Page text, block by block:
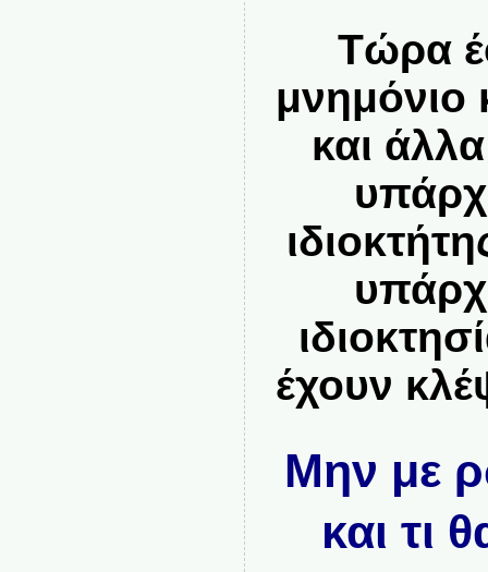
Τώρα
μνημόνιο
και
έχουν
Μην με
και τι